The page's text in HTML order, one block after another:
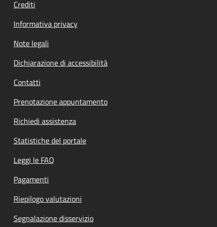
Crediti
Informativa privacy
Note legali
Dichiarazione di accessibilità
Contatti
Prenotazione appuntamento
Richiedi assistenza
Statistiche del portale
Leggi le FAQ
Pagamenti
Riepilogo valutazioni
Segnalazione disservizio